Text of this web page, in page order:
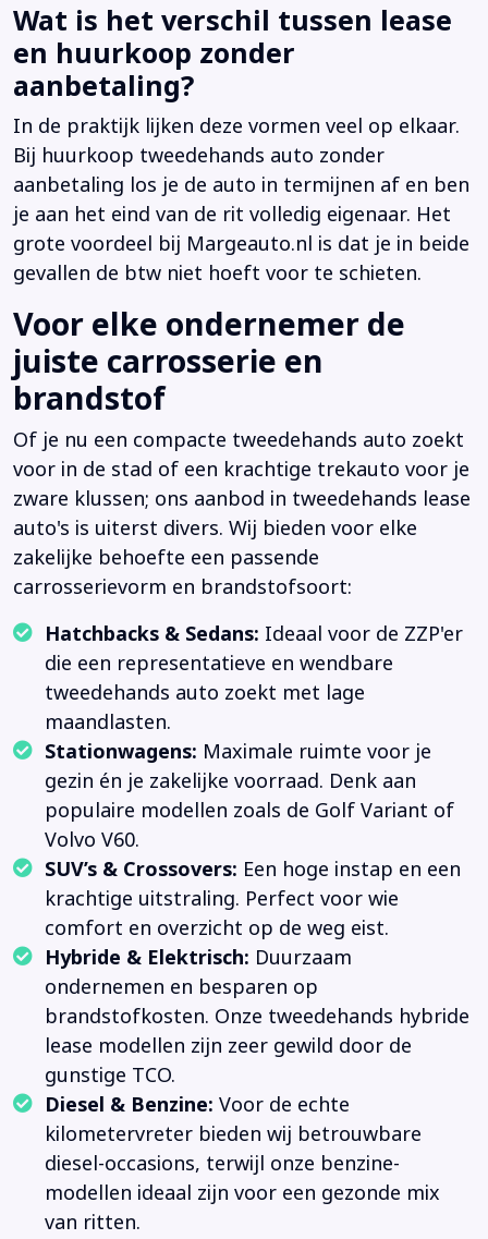
Wat is het verschil tussen lease
en huurkoop zonder
aanbetaling?
In de praktijk lijken deze vormen veel op elkaar.
Bij huurkoop tweedehands auto zonder
aanbetaling los je de auto in termijnen af en ben
je aan het eind van de rit volledig eigenaar. Het
grote voordeel bij Margeauto.nl is dat je in beide
gevallen de btw niet hoeft voor te schieten.
Voor elke ondernemer de
juiste carrosserie en
brandstof
Of je nu een compacte tweedehands auto zoekt
voor in de stad of een krachtige trekauto voor je
zware klussen; ons aanbod in tweedehands lease
auto's is uiterst divers. Wij bieden voor elke
zakelijke behoefte een passende
carrosserievorm en brandstofsoort:
Hatchbacks & Sedans: Ideaal voor de ZZP'er
die een representatieve en wendbare
tweedehands auto zoekt met lage
maandlasten.
Stationwagens: Maximale ruimte voor je
gezin én je zakelijke voorraad. Denk aan
populaire modellen zoals de Golf Variant of
Volvo V60.
SUV’s & Crossovers: Een hoge instap en een
krachtige uitstraling. Perfect voor wie
comfort en overzicht op de weg eist.
Hybride & Elektrisch: Duurzaam
ondernemen en besparen op
brandstofkosten. Onze tweedehands hybride
lease modellen zijn zeer gewild door de
gunstige TCO.
Diesel & Benzine: Voor de echte
kilometervreter bieden wij betrouwbare
diesel-occasions, terwijl onze benzine-
modellen ideaal zijn voor een gezonde mix
van ritten.